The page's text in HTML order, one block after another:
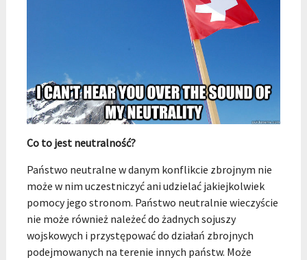
Co to jest neutralność?
Państwo neutralne w danym konflikcie zbrojnym nie
może w nim uczestniczyć ani udzielać jakiejkolwiek
pomocy jego stronom. Państwo neutralnie wieczyście
nie może również należeć do żadnych sojuszy
wojskowych i przystępować do działań zbrojnych
podejmowanych na terenie innych państw. Może